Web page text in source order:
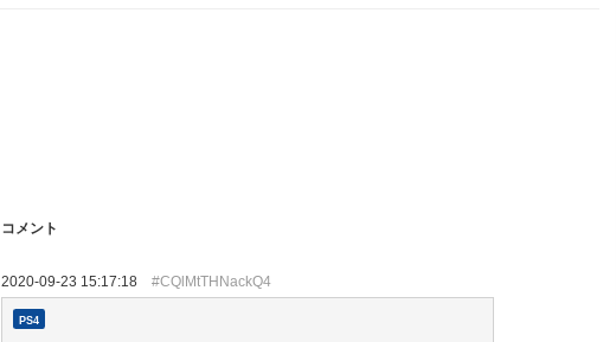
コメント
2020-09-23 15:17:18 #CQlMtTHNackQ4
PS4